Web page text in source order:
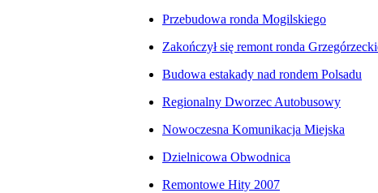
Przebudowa ronda Mogilskiego
Zakończył się remont ronda
Budowa estakady nad rondem Polsadu
Regionalny Dworzec Autobusowy
Nowoczesna Komunikacja Miejska
Dzielnicowa Obwodnica
Remontowe Hity 2007